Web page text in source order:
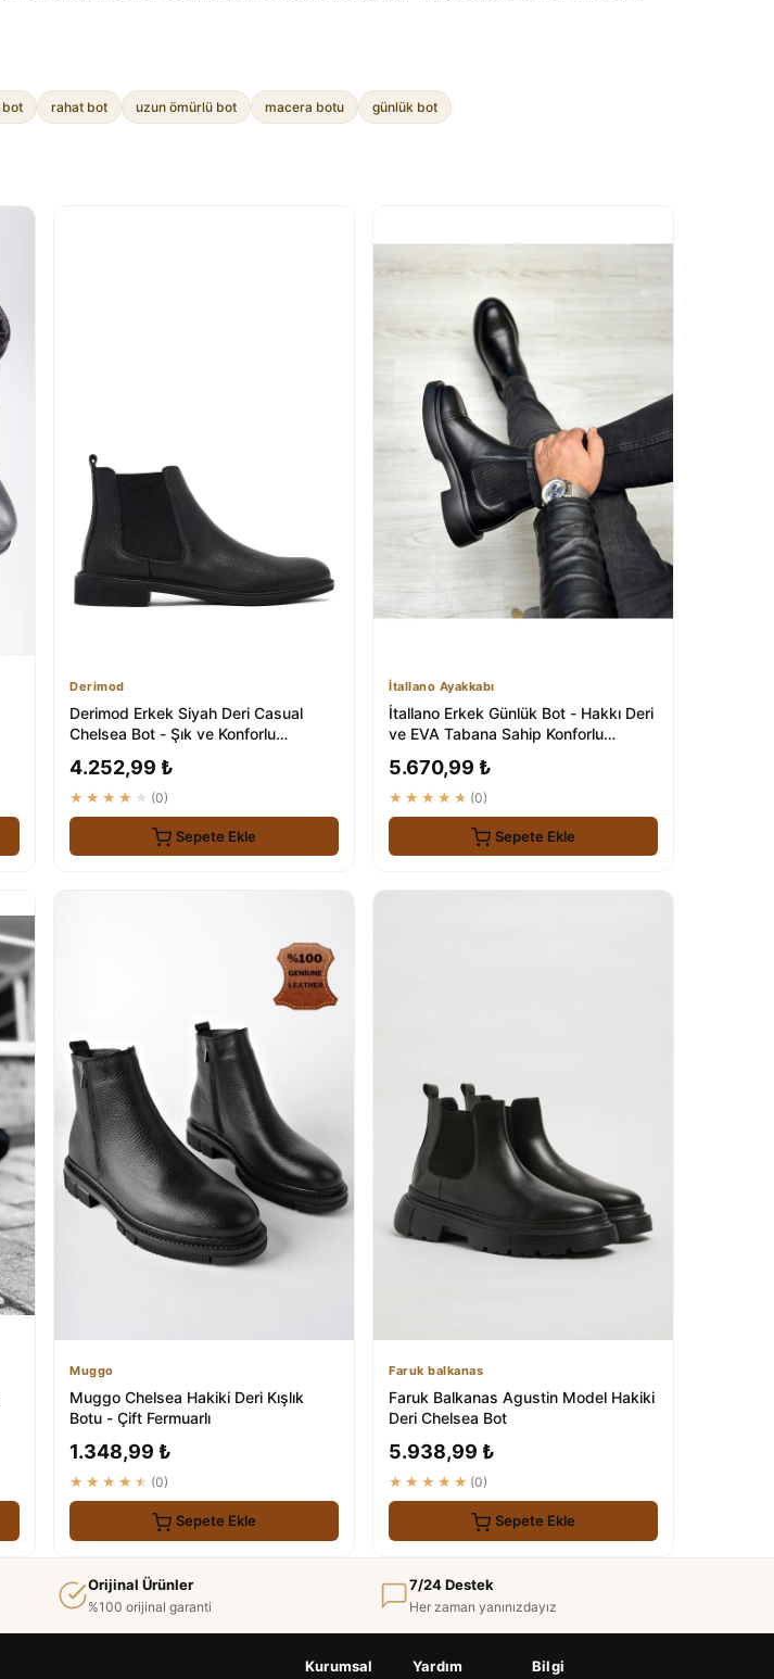
bot rahat bot uzun ömürlü bot macera botu günlük bot
Derimod
Derimod Erkek Siyah Deri Casual
Chelsea Bot - Şık ve Konforlu
4.252,99 ₺
★★★★★ (0)
Sepete Ekle
İtallano Ayakkabı
İtallano Erkek Günlük Bot - Hakkı Deri
ve EVA Tabana Sahip Konforlu
5.670,99 ₺
★★★★★ (0)
Sepete Ekle
Muggo
Muggo Chelsea Hakiki Deri Kışlık
Botu - Çift Fermuarlı
1.348,99 ₺
★★★★★ (0)
Sepete Ekle
Faruk balkanas
Faruk Balkanas Agustin Model Hakiki
Deri Chelsea Bot
5.938,99 ₺
★★★★★ (0)
Sepete Ekle
Orijinal Ürünler
%100 orijinal garanti
7/24 Destek
Her zaman yanınızdayız
Kurumsal Yardım Bilgi